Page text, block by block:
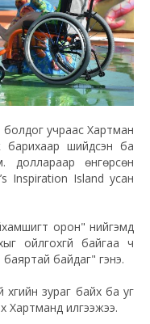
учраас Хартман
барихаар шийдсэн ба
доллараар өнгөрсөн
Inspiration Island усан
орон" нийгэмд
ойлгохгүй байгаа ч
байдаг" гэнэ.
зураг байх ба уг
Хартманд илгээжээ.